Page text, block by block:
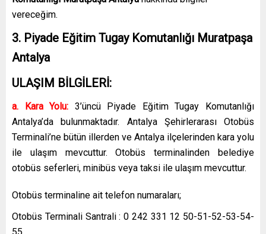
vereceğim.
3. Piyade Eğitim Tugay Komutanlığı Muratpaşa
Antalya
ULAŞIM BİLGİLERİ:
a. Kara Yolu: 3’üncü Piyade Eğitim Tugay Komutanlığı
Antalya’da bulunmaktadır. Antalya Şehirlerarası Otobüs
Terminali’ne bütün illerden ve Antalya ilçelerinden kara yolu
ile ulaşım mevcuttur. Otobüs terminalinden belediye
otobüs seferleri, minibüs veya taksi ile ulaşım mevcuttur.
Otobüs terminaline ait telefon numaraları;
Otobüs Terminali Santrali : 0 242 331 12 50-51-52-53-54-
55